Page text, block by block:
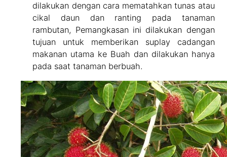
dilakukan dengan cara mematahkan tunas atau
cikal daun dan ranting pada tanaman
rambutan, Pemangkasan ini dilakukan dengan
tujuan untuk memberikan suplay cadangan
makanan utama ke Buah dan dilakukan hanya
pada saat tanaman berbuah.